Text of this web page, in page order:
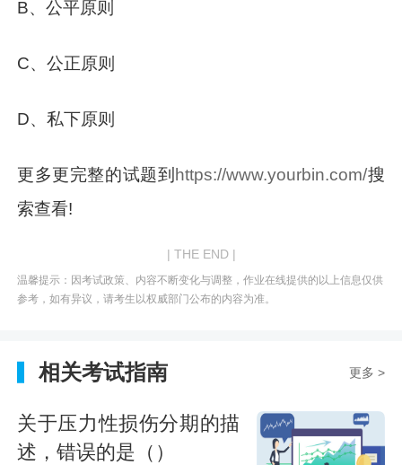
B、公平原则
C、公正原则
D、私下原则
更多更完整的试题到 https://www.yourbin.com/搜
索查看!
| THE END |
温馨提示：因考试政策、内容不断变化与调整，作业在线提供的以上信息仅供
参考，如有异议，请考生以权威部门公布的内容为准。
相关考试指南 更多 >
关于压力性损伤分期的描
述，错误的是（）